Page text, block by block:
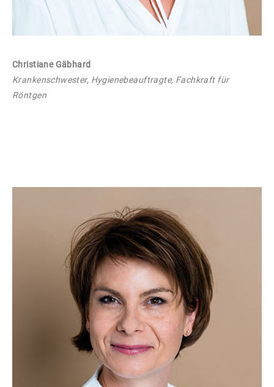
Christiane Gäbhard
Krankenschwester, Hygienebeauftragte, Fachkraft für
Röntgen